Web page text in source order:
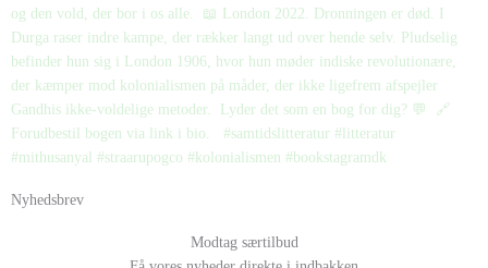
Nyhedsbrev
Modtag særtilbud